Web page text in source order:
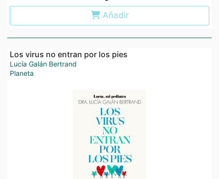
Añadir
Los virus no entran por los pies
Lucía Galán Bertrand
Planeta